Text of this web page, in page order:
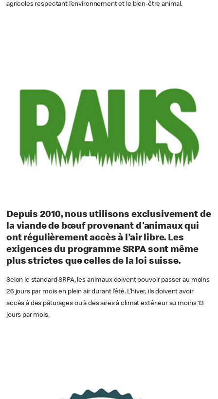
agricoles respectant l’environnement et le bien-être animal.
Depuis 2010, nous utilisons exclusivement de
la viande de bœuf provenant d'animaux qui
ont régulièrement accès à l’air libre. Les
exigences du programme SRPA sont même
plus strictes que celles de la loi suisse.
Selon le standard SRPA, les animaux doivent pouvoir passer au moins
26 jours par mois en plein air durant l’été. L’hiver, ils doivent avoir
accès à des pâturages ou à des aires à climat extérieur au moins 13
jours par mois.